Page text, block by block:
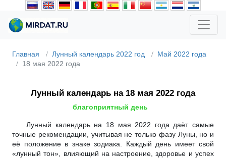
Главная Лунный календарь 2022 год
Май 2022 года
18 мая 2022 года
Лунный календарь на 18 мая 2022 года
благоприятный день
Лунный календарь на 18 мая 2022 года даёт самые
точные рекомендации, учитывая не только фазу Луны, но и
её положение в знаке зодиака. Каждый день имеет свой
«лунный тон», влияющий на настроение, здоровье и успех